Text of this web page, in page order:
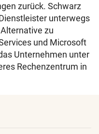
zurück. Schwarz
unterwegs
zu
und Microsoft
Unternehmen unter
Rechenzentrum in